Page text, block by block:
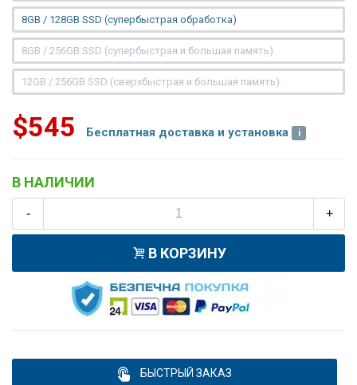
8GB / 128GB SSD (супербыстрая обработка)
8GB / 256GB SSD (супербыстрая и большая память)
12GB / 256GB SSD (сверхбыстрая и большая память)
$545 Бесплатная доставка и установка
В НАЛИЧИИ
- +
В КОРЗИНУ
БЫСТРЫЙ ЗАКАЗ